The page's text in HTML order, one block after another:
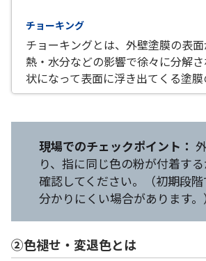
チョーキング
チョーキングとは、外壁塗膜の表面
熱・水分などの影響で徐々に分解
状になって表面に浮き出てくる塗
現場でのチェックポイント：
り、指に同じ色の粉が付着す
確認してください。（初期段
分かりにくい場合があります。）
②色褪せ・変退色とは